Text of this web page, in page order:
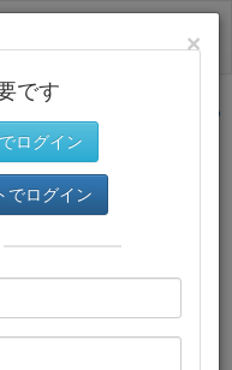
サイトトップに戻る
ードでき、快適な動画
×
です
ログイン
でログイン